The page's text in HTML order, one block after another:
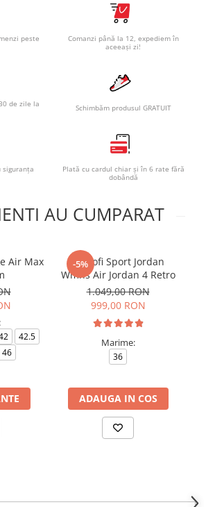
peste
Comanzi până la 12, expediem în
aceeași zi!
de zile la
Schimbăm produsul GRATUIT
siguranța
Plată cu cardul chiar și în 6 rate fără
dobândă
AU CUMPARAT
Air Max
42.5
46
-5%
Pantofi Sport Jordan
Wmns Air Jordan 4 Retro
1.049,00 RON
999,00 RON
Marime:
36
ADAUGA IN COS